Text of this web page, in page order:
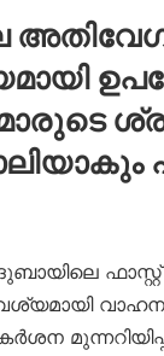
ദുബായിലെ